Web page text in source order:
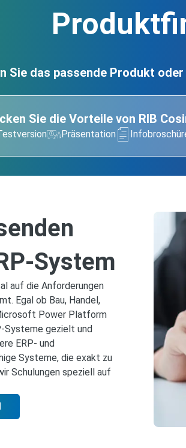
Sie das passende Produkt
Sie die Vorteile von RIB
Präsentation
System
auf die Anforderungen
Egal ob Bau, Handel,
Power Platform
gezielt und
ERP‑ und
Systeme, die exakt zu
Schulungen speziell auf